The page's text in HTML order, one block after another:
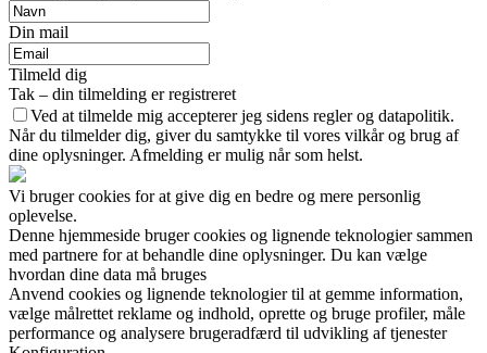
Din mail
Tilmeld dig
Tak – din tilmelding er registreret
Ved at tilmelde mig accepterer jeg sidens regler og datapolitik.
Når du tilmelder dig, giver du samtykke til vores vilkår og brug af
dine oplysninger. Afmelding er mulig når som helst.
Vi bruger cookies for at give dig en bedre og mere personlig
oplevelse.
Denne hjemmeside bruger cookies og lignende teknologier sammen
med partnere for at behandle dine oplysninger. Du kan vælge
hvordan dine data må bruges
Anvend cookies og lignende teknologier til at gemme information,
vælge målrettet reklame og indhold, oprette og bruge profiler, måle
performance og analysere brugeradfærd til udvikling af tjenester